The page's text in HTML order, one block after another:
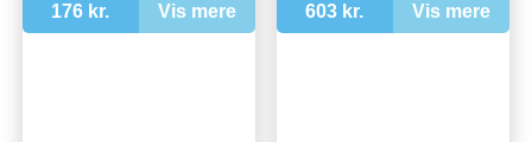
176 kr. Vis mere 603 kr. Vis mere